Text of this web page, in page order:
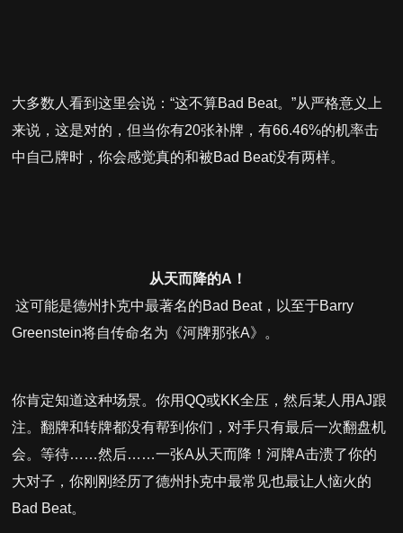
大多数人看到这里会说：“这不算Bad Beat。”从严格意义上
来说，这是对的，但当你有20张补牌，有66.46%的机率击
中自己牌时，你会感觉真的和被Bad Beat没有两样。
从天而降的A！
这可能是德州扑克中最著名的Bad Beat，以至于Barry
Greenstein将自传命名为《河牌那张A》。
你肯定知道这种场景。你用QQ或KK全压，然后某人用AJ跟
注。翻牌和转牌都没有帮到你们，对手只有最后一次翻盘机
会。等待……然后……一张A从天而降！河牌A击溃了你的
大对子，你刚刚经历了德州扑克中最常见也最让人恼火的
Bad Beat。